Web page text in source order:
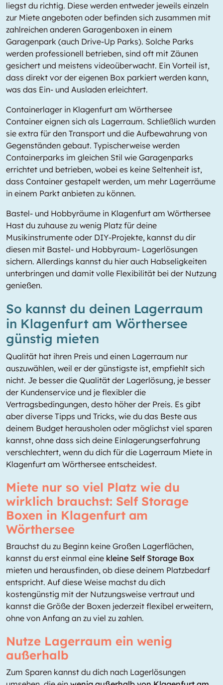
liegst du richtig. Diese werden entweder jeweils einzeln
zur Miete angeboten oder befinden sich zusammen mit
zahlreichen anderen Garagenboxen in einem
Garagenpark (auch Drive-Up Parks). Solche Parks
werden professionell betrieben, sind oft mit Zäunen
gesichert und meistens videoüberwacht. Ein Vorteil ist,
dass direkt vor der eigenen Box parkiert werden kann,
was das Ein- und Ausladen erleichtert.
Containerlager in Klagenfurt am Wörthersee
Container eignen sich als Lagerraum. Schließlich wurden
sie extra für den Transport und die Aufbewahrung von
Gegenständen gebaut. Typischerweise werden
Containerparks im gleichen Stil wie Garagenparks
errichtet und betrieben, wobei es keine Seltenheit ist,
dass Container gestapelt werden, um mehr Lagerräume
in einem Parkt anbieten zu können.
Bastel- und Hobbyräume in Klagenfurt am Wörthersee
Hast du zuhause zu wenig Platz für deine
Musikinstrumente oder DIY-Projekte, kannst du dir
diesen mit Bastel- und Hobbyraum- Lagerlösungen
sichern. Allerdings kannst du hier auch Habseligkeiten
unterbringen und damit volle Flexibilität bei der Nutzung
genießen.
So kannst du deinen Lagerraum
in Klagenfurt am Wörthersee
günstig mieten
Qualität hat ihren Preis und einen Lagerraum nur
auszuwählen, weil er der günstigste ist, empfiehlt sich
nicht. Je besser die Qualität der Lagerlösung, je besser
der Kundenservice und je flexibler die
Vertragsbedingungen, desto höher der Preis. Es gibt
aber diverse Tipps und Tricks, wie du das Beste aus
deinem Budget herausholen oder möglichst viel sparen
kannst, ohne dass sich deine Einlagerungserfahrung
verschlechtert, wenn du dich für die Lagerraum Miete in
Klagenfurt am Wörthersee entscheidest.
Miete nur so viel Platz wie du
wirklich brauchst: Self Storage
Boxen in Klagenfurt am
Wörthersee
Brauchst du zu Beginn keine Großen Lagerflächen,
kannst du erst einmal eine kleine Self Storage Box
mieten und herausfinden, ob diese deinem Platzbedarf
entspricht. Auf diese Weise machst du dich
kostengünstig mit der Nutzungsweise vertraut und
kannst die Größe der Boxen jederzeit flexibel erweitern,
ohne von Anfang an zu viel zu zahlen.
Nutze Lagerraum ein wenig
außerhalb
Zum Sparen kannst du dich nach Lagerlösungen